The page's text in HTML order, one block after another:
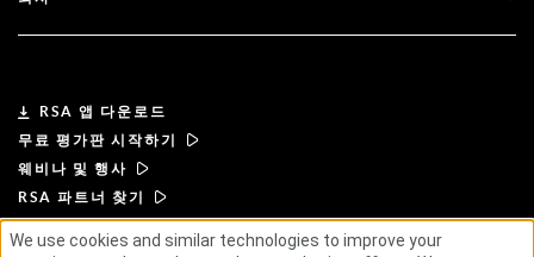
파트너 되기
리더십
뉴스 및 언론
리소스
RSA 앱 다운로드
무료 평가판 시작하기
웨비나 및 행사
RSA 파트너 찾기
We use cookies and similar technologies to improve your